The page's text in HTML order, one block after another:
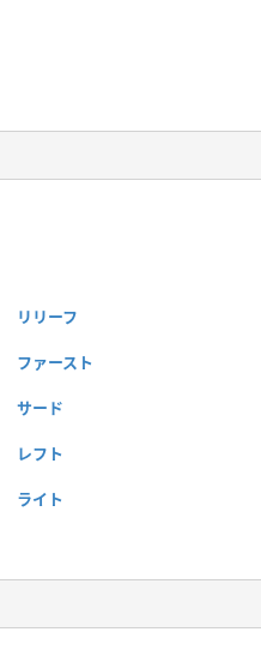
リリーフ
ファースト
サード
レフト
ライト